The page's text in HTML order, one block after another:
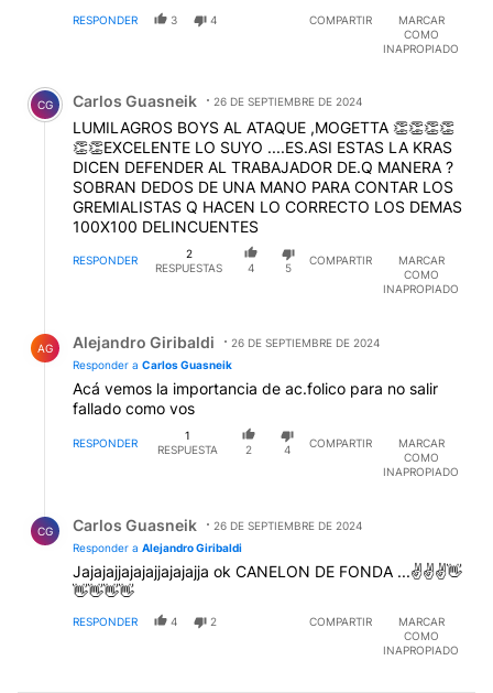
RESPONDER 3 4 COMPARTIR
MARCAR
COMO
INAPROPIADO
Comentario de Carlos Guasneik.
CG Carlos Guasneik 26 DE SEPTIEMBRE DE 2024
LUMILAGROS BOYS AL ATAQUE ,MOGETTA 👏👏👏👏
👏👏EXCELENTE LO SUYO ....ES.ASI ESTAS LA KRAS
DICEN DEFENDER AL TRABAJADOR DE.Q MANERA ?
SOBRAN DEDOS DE UNA MANO PARA CONTAR LOS
GREMIALISTAS Q HACEN LO CORRECTO LOS DEMAS
100X100 DELINCUENTES
RESPONDER
2
RESPUESTAS
4 5
COMPARTIR
MARCAR
COMO
INAPROPIADO
AG Alejandro Giribaldi
26 DE SEPTIEMBRE DE 2024
Responder a Carlos Guasneik
Acá vemos la importancia de ac.folico para no salir
fallado como vos
RESPONDER
1
RESPUESTA
2 4
COMPARTIR
MARCAR
COMO
INAPROPIADO
CG Carlos Guasneik
26 DE SEPTIEMBRE DE 2024
Responder a Alejandro Giribaldi
Jajajajjajajajjajajajja ok CANELON DE FONDA ...✌️✌️✌️👋
👋👋👋👋
RESPONDER 4 2 COMPARTIR
MARCAR
COMO
INAPROPIADO